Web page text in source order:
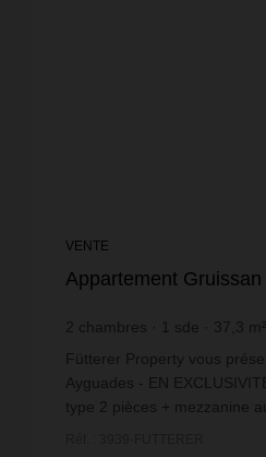
VENTE
Appartement Gruissan
2 chambres sde 37,3
5 335,12 €
Fütterer Property vous
Ayguades - EN
type 2 pièces + mezzanine